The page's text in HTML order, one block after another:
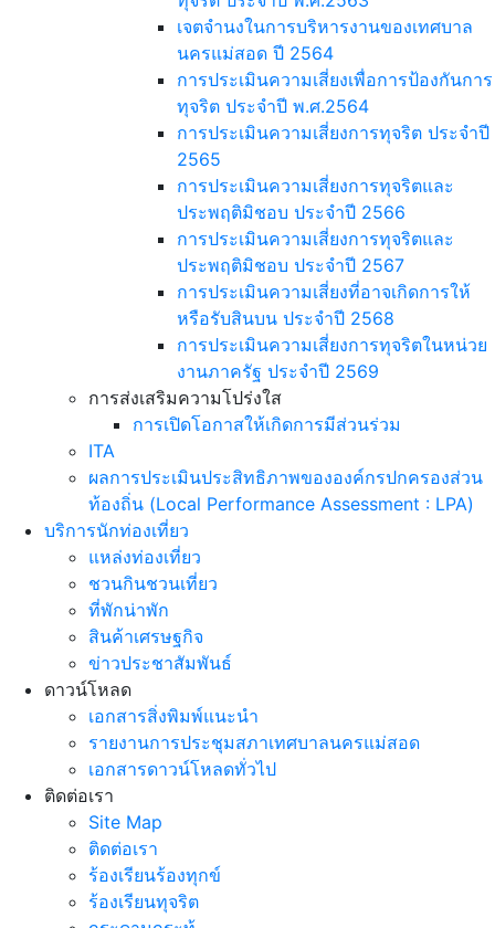
เจตจำนงในการบริหารงานของเทศบาล
นครแม่สอด ปี 2564
การประเมินความเสี่ยงเพื่อการป้องกันการ
ทุจริต ประจำปี พ.ศ.2564
การประเมินความเสี่ยงการทุจริต ประจำปี
2565
การประเมินความเสี่ยงการทุจริตและ
ประพฤติมิชอบ ประจำปี 2566
การประเมินความเสี่ยงการทุจริตและ
ประพฤติมิชอบ ประจำปี 2567
การประเมินความเสี่ยงที่อาจเกิดการให้
หรือรับสินบน ประจำปี 2568
การประเมินความเสี่ยงการทุจริตในหน่วย
งานภาครัฐ ประจำปี 2569
การส่งเสริมความโปร่งใส
การเปิดโอกาสให้เกิดการมีส่วนร่วม
ITA
ผลการประเมินประสิทธิภาพขององค์กรปกครองส่วน
ท้องถิ่น (Local Performance Assessment : LPA)
บริการนักท่องเที่ยว
แหล่งท่องเที่ยว
ชวนกินชวนเที่ยว
ที่พักน่าพัก
สินค้าเศรษฐกิจ
ข่าวประชาสัมพันธ์
ดาวน์โหลด
เอกสารสิ่งพิมพ์แนะนำ
รายงานการประชุมสภาเทศบาลนครแม่สอด
เอกสารดาวน์โหลดทั่วไป
ติดต่อเรา
Site Map
ติดต่อเรา
ร้องเรียนร้องทุกข์
ร้องเรียนทุจริต